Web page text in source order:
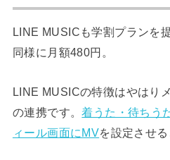
LINE MUSICも学割プランを
同様に月額480円。
LINE MUSICの特徴はやはり
の連携です。着うた・待ちう
ィール画面にMVを設定させる